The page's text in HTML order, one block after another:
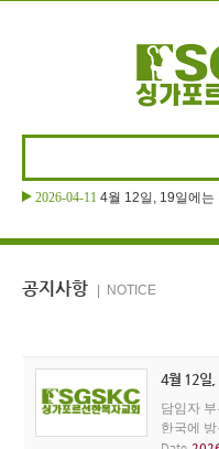
2026-04-11 4월 12일, 19일에는
공지사항 | NOTICE
4월 12일,
담임자
한국에